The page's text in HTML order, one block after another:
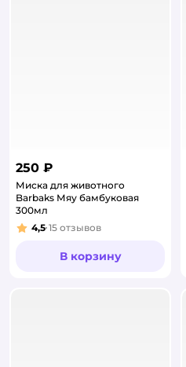
250 ₽
Миска для животного
Barbaks Мяу бамбуковая
300мл
Рейтинг:
4,5 15 отзывов
В корзину